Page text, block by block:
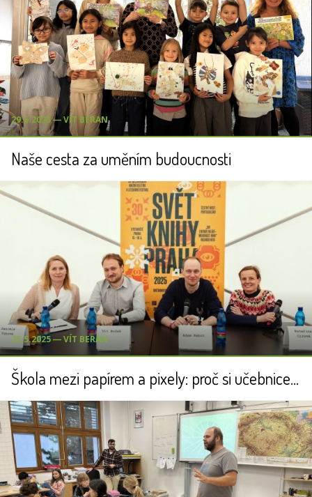
29.6.2025 ― VÍT BERAN
Naše cesta za uměním budoucnosti
25.5.2025 ― VÍT BERAN
Škola mezi papírem a pixely: proč si učebnice a podcasty nemusí konkurovat